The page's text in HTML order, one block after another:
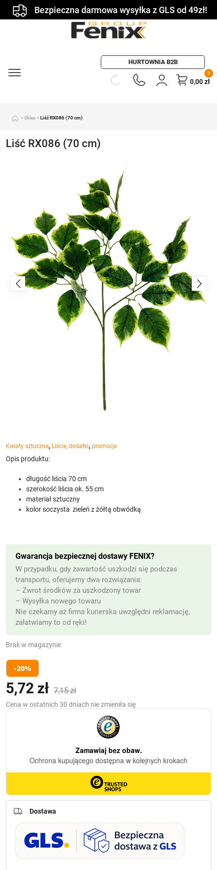
Bezpieczna darmowa wysyłka z GLS od 49zł!
HURTOWNIA B2B
0
0,00zł
» Sklep » Liść RX086 (70 cm)
Liść RX086 (70 cm)
Kwiaty sztuczne, Liście, dodatki, promocje
Pierwotna
cena
5,72 zł
Aktualna
cena
(z VAT)
Cena w ostatnich 30 dniach nie zmieniła się
-20%
Opis produktu:
długość liścia 70 cm
szerokość liścia ok. 55 cm
materiał sztuczny
kolor soczysta zieleń z żółtą obwódką
Brak w magazynie
Gwarancja bezpiecznej dostawy FENIX?
W przypadku, gdy zawartość uszkodzi się podczas
transportu, oferujemy dwa rozwiązania:
– Zwrot środków za uszkodzony towar
– Wysyłka nowego towaru
Nie czekamy aż firma kurierska uwzględni reklamację,
załatwiamy to od ręki!
Dostawa